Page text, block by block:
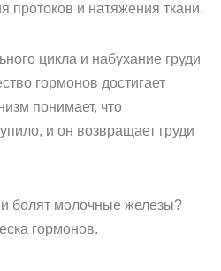
протоков и натяжения ткани.
цикла и набухание груди
гормонов достигает
понимает, что
и он возвращает груди
болят молочные железы?
гормонов.